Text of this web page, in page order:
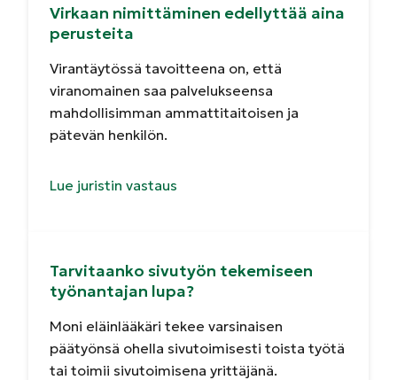
Virkaan nimittäminen edellyttää aina
perusteita
Virantäytössä tavoitteena on, että
viranomainen saa palvelukseensa
mahdollisimman ammattitaitoisen ja
pätevän henkilön.
Lue juristin vastaus
Tarvitaanko sivutyön tekemiseen
työnantajan lupa?
Moni eläinlääkäri tekee varsinaisen
päätyönsä ohella sivutoimisesti toista työtä
tai toimii sivutoimisena yrittäjänä.